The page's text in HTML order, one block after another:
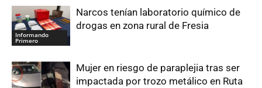
Informando
Primero
Narcos tenían laboratorio químico de
drogas en zona rural de Fresia
Mujer en riesgo de paraplejia tras ser
impactada por trozo metálico en Ruta